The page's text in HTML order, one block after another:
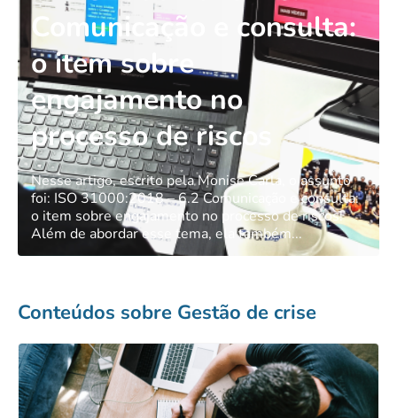
Comunicação e consulta:
o item sobre
engajamento no
processo de riscos
Nesse artigo, escrito pela Monise Carla, o assunto
foi: ISO 31000:2018 – 6.2 Comunicação e consulta:
o item sobre engajamento no processo de riscos!
Além de abordar esse tema, ela também...
Conteúdos sobre Gestão de crise